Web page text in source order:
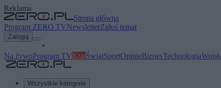
Reklama
Strona główna
Program ZERO TVNewsletterZgłoś temat
Zaloguj
Na żywoProgram TVKrajŚwiatSportOpinieBiznesTechnologia
Wszystkie kategorie